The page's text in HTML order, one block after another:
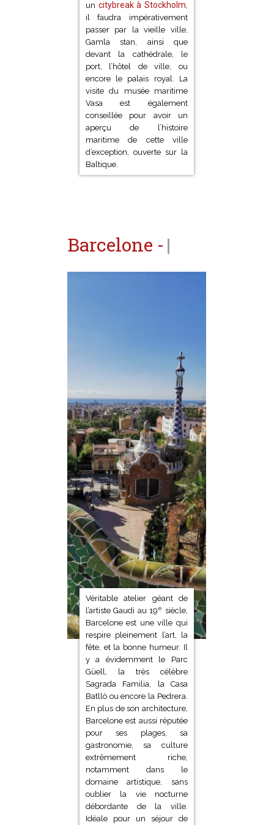
nombreux dans la capitale.
Si vous optez pour
uncitybreak à Stockholm,
il faudra impérativement
passer par la vieille ville,
Gamla stan, ainsi que
devant la cathédrale, le
port, l’hôtel de ville, ou
encore le palais royal. La
visite du musée maritime
Vasa est également
conseillée pour avoir un
aperçu de l’histoire
maritime de cette ville
d’exception, ouverte sur la
Barcelone -
Véritable atelier géant de
l’artiste Gaudi au 19esiècle,
Barcelone est une ville qui
respire pleinement l’art, la
fête, et la bonne humeur. Il
y a évidemment le Parc
Güell, la très célèbre
Sagrada Familia, la Casa
Batlló ou encore la Pedrera.
En plus de son architecture,
Barcelone est aussi réputée
pour ses plages, sa
gastronomie, sa culture
extrêmement riche,
notamment dans le
domaine artistique, sans